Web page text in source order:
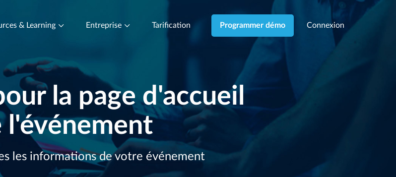
& Learning Entreprise Tarification Programmer démo Connexion
la page d'accueil
l'événement
les informations de votre événement